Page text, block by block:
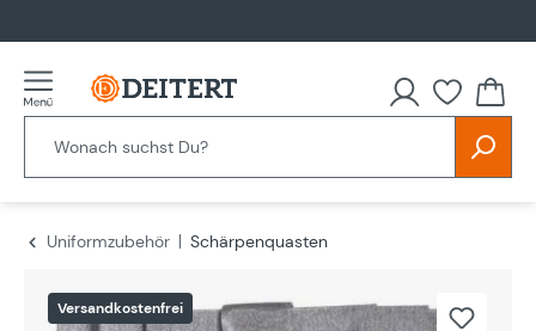
Uniformzubehör
Schärpenquasten
Versandkostenfrei